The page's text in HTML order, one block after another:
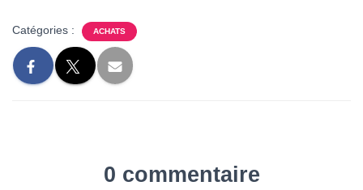
Catégories : ACHATS
0 commentaire